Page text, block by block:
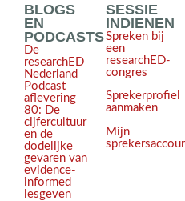
BLOGS
EN
PODCASTS
De
researchED
Nederland
Podcast
aflevering
80: De
cijfercultuur
en de
dodelijke
gevaren van
evidence-
informed
lesgeven
SESSIE
INDIENEN
Spreken bij
een
researchED-
congres
Sprekerprofiel
aanmaken
Mijn